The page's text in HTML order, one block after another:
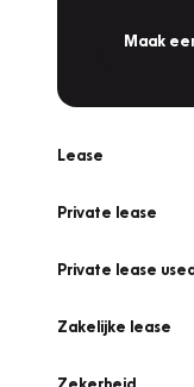
Maak
Lease
Private lease
Private lease
Zakelijke lease